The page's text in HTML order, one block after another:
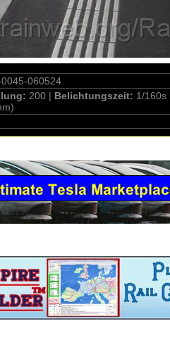
060524
200 | Belichtungszeit: 1/160s